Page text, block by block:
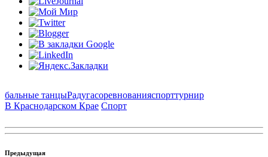
бальные танцыРадугасоревнованияспорттурнир
В Краснодарском Крае Спорт
Предыдущая